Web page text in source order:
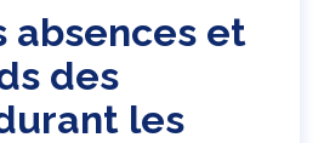
absences et
des
les